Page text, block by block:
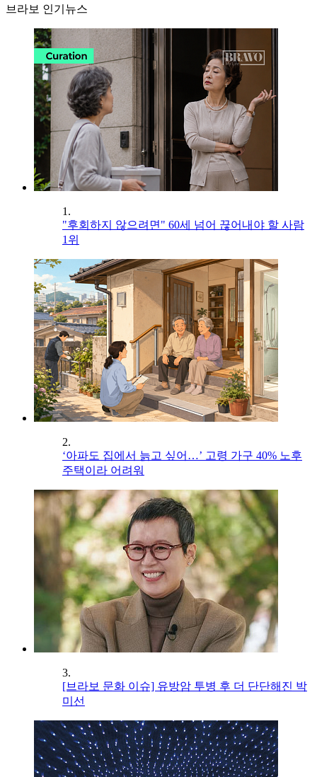
브라보 인기뉴스
1.
"후회하지 않으려면" 60세 넘어 끊어내야 할 사람
1위
2.
‘아파도 집에서 늙고 싶어…’ 고령 가구 40% 노후
주택이라 어려워
3.
[브라보 문화 이슈] 유방암 투병 후 더 단단해진 박
미선